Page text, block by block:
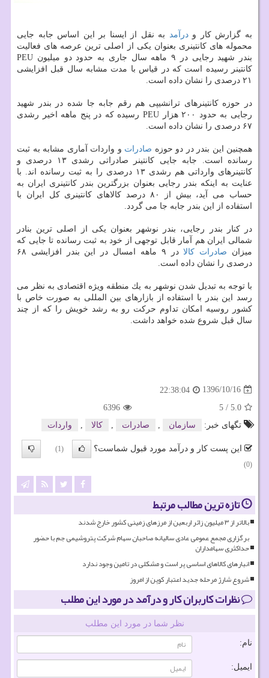
به گزارش كار ودرآمد
به نقل از ایسنا بر این اساس جابه جایی
محموله های كانتینری بعنوان یكی از اصلی ترین عرصه های فعالیت
بندر شهید رجایی در ۹ ماهه سال جاری به حدود دو میلیون PEU
كانتینر رسیده است كه در قیاس با مدت مشابه سال قبل افزایشی
۲۱ درصدی را نشان داده است.
در حوزه كانتینرهای ترانشیپی هم رقم جابه جا شده در بندر شهید
رجایی به حدود ۲۰۰ هزار PEU رسیده كه در پنج ماهه اخیر رشدی
۶۷ درصدی را نشان داده است.
همچنین این بندر در دو حوزه صادرات و واردات آماری مشابه به ثبت
رسانده است. جابه جایی كانتینر صادراتی رشدی ۱۳ درصدی و
كانتینرهای وارداتی هم رشدی ۱۳ درصدی را به ثبت رسانده اند. با
عنایت به اینكه بندر رجایی بعنوان بزرگترین بندر كانتینری ایران به
حساب می آید، بیش از ۸۰ درصد كالاهای كانتینری كل ایران با
استفاده از این بندر جابه جا می گردد.
در كنار بندر رجایی، بندر نوشهر بعنوان یكی از اصلی ترین بنادر
شمالی ایران هم آمار قابل توجهی از خود به ثبت رسانده تا جایی كه
میزان صادرات كالا
در ۹ ماهه امسال در این بندر افزایشی ۶۸
درصدی را نشان داده است.
با توجه به تبدیل شدن نوشهر به یك منطقه ویژه اقتصادی به نظر می
رسد این بندر با استفاده از بازارهای بین المللی به صورت خاص با
كشور روسیه امكان تداوم حركت رو به رشد خویش را كه از چند
سال قبل شروع شده خواهد داشت.
1396/10/16
22:38:04
5.0
/
5
6396
تگهای خبر:
سازمان صادرات كالا واردات
این پست کار و درآمد مورد قبول شماست؟
(1)
(0)
تازه ترین مطالب مرتبط
بالاتر از ۳ میلیون زائر اربعین از مرزهای زمینی کشور خارج شدند
برگزاری مجمع عمومی عادی سالیانه صاحبان سهام شرکت پتروشیمی جم با حضور
حداکثری سهامداران
انبارهای کالاهای اساسی پر است و مشکلی در تامین وجود ندارد
شروع شارژ مرحله جدید اعتبار کوپن از امروز
نظرات کاربران کار و درآمد در مورد این مطلب
نظر شما در مورد این مطلب
نام:
ایمیل: